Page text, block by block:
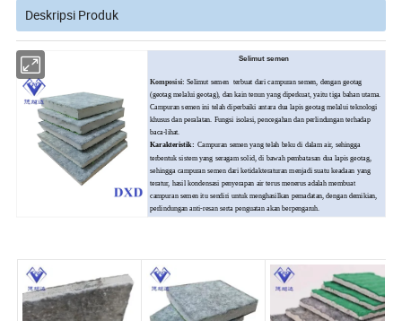
Deskripsi Produk
Selimut semen
Komposisi: Selimut semen terbuat dari campuran semen, dengan geotag
(geotag melalui geotag), dan kain tenun yang diperkuat, yaitu tiga bahan utama.
Campuran semen ini telah diperbaiki antara dua lapis geotag melalui teknologi
khusus dan peralatan. Fungsi isolasi, pencegahan dan perlindungan terhadap
baca-lihat.
Karakteristik: Campuran semen yang telah beku di dalam air, sehingga
terbentuk sistem yang seragam solid, di bawah pembatasan dua lapis geotag,
sehingga campuran semen dari ketidakteraturan menjadi suatu keadaan yang
teratur, hasil kondensasi penyerapan air terus menerus adalah membuat
campuran semen itu sendiri untuk menghasilkan pemadatan, dengan demikian,
perlindungan anti-resan serta penguatan akan berpengaruh.